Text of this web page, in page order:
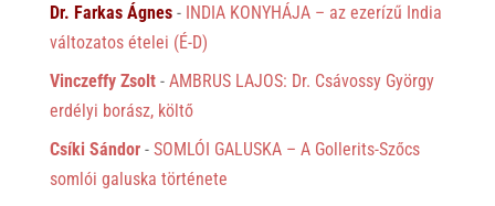
Dr. Farkas Ágnes- INDIA KONYHÁJA – az ezerízű India
változatos ételei (É-D)
Vinczeffy Zsolt- AMBRUS LAJOS: Dr. Csávossy György
erdélyi borász, költő
Csíki Sándor- SOMLÓI GALUSKA – A Gollerits-Szőcs
somlói galuska története